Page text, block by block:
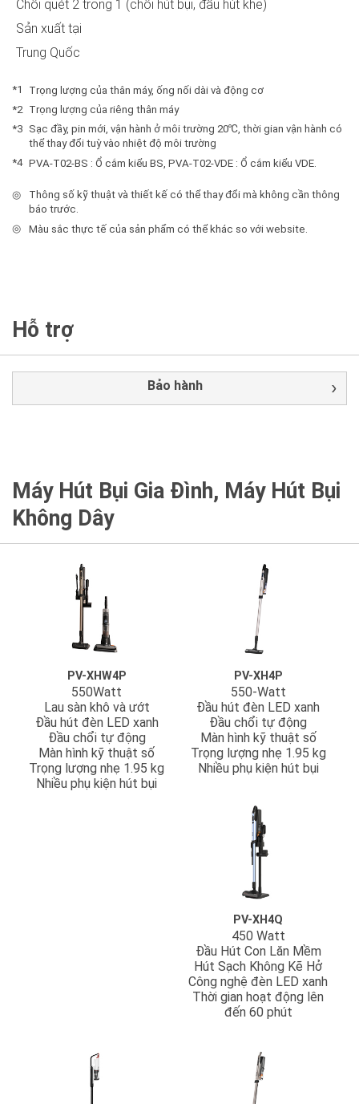
Chổi quét 2 trong 1 (chổi hút bụi, đầu hút khe)
Sản xuất tại
Trung Quốc
*1
Trọng lượng của thân máy, ống nối dài và động cơ
*2 Trọng lượng của riêng thân máy
*3 Sạc đầy, pin mới, vận hành ở môi trường 20℃, thời gian vận hành có
thể thay đổi tuỳ vào nhiệt độ môi trường
*4 PVA-T02-BS : Ổ cắm kiểu BS, PVA-T02-VDE : Ổ cắm kiểu VDE.
◎
Thông số kỹ thuật và thiết kế có thể thay đổi mà không cần thông
báo trước.
◎
Màu sắc thực tế của sản phẩm có thể khác so với website.
Hỗ trợ
Bảo hành
Máy Hút Bụi Gia Đình, Máy Hút Bụi
Không Dây
PV-XHW4P
550Watt
Lau sàn khô và ướt
Đầu hút đèn LED xanh
Đầu chổi tự động
Màn hình kỹ thuật số
Trọng lượng nhẹ 1.95 kg
Nhiều phụ kiện hút bụi
PV-XH4P
550-Watt
Đầu hút đèn LED xanh
Đầu chổi tự động
Màn hình kỹ thuật số
Trọng lượng nhẹ 1.95 kg
Nhiều phụ kiện hút bụi
PV-XH4Q
450 Watt
Đầu Hút Con Lăn Mềm
Hút Sạch Không Kẽ Hở
Công nghệ đèn LED xanh
Thời gian hoạt động lên
đến 60 phút